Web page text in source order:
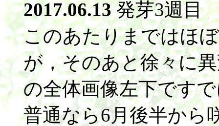
2017.06.13発芽3週目
このあたりまではほ
が，そのあと徐々に
の全体画像左下です
普通なら6月後半から